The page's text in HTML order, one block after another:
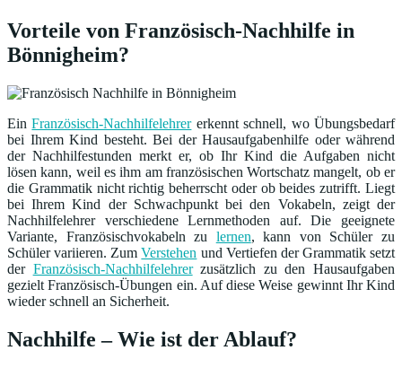
Vorteile von Französisch-Nachhilfe in
Bönnigheim?
EinFranzösisch-Nachhilfelehrererkennt schnell, wo Übungsbedarf
bei Ihrem Kind besteht. Bei der Hausaufgabenhilfe oder während
der Nachhilfestunden merkt er, ob Ihr Kind die Aufgaben nicht
lösen kann, weil es ihm am französischen Wortschatz mangelt, ob er
die Grammatik nicht richtig beherrscht oder ob beides zutrifft. Liegt
bei Ihrem Kind der Schwachpunkt bei den Vokabeln, zeigt der
Nachhilfelehrer verschiedene Lernmethoden auf. Die geeignete
Variante, Französischvokabeln zu lernen, kann von Schüler zu
Schüler variieren. ZumVerstehen und Vertiefen der Grammatik setzt
der Französisch-Nachhilfelehrerzusätzlich zu den Hausaufgaben
gezielt Französisch-Übungen ein. Auf diese Weise gewinnt Ihr Kind
wieder schnell an Sicherheit.
Nachhilfe – Wie ist der Ablauf?